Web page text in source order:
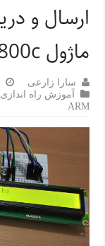
ماژول SIM800c
سارا زارعی
آموزش راه
ARM